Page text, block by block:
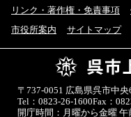
リンク・著作権・免責事項
市役所案内
サイトマップ
〒737-0051 広島県呉市中央
Tel：0823-26-1600Fax：
開庁時間：月曜から金曜